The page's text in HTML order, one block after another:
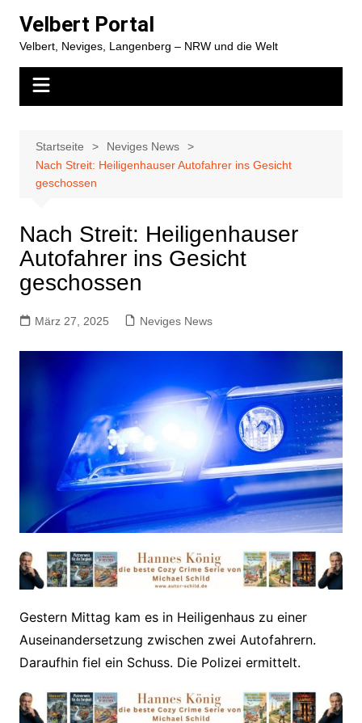
Inhalt
springen
Velbert Portal
Velbert, Neviges, Langenberg – NRW und die Welt
Startseite
Neviges News
Nach Streit: Heiligenhauser Autofahrer ins Gesicht
geschossen
Nach Streit: Heiligenhauser
Autofahrer ins Gesicht
geschossen
März 27, 2025 Neviges News
Gestern Mittag kam es in Heiligenhaus zu einer
Auseinandersetzung zwischen zwei Autofahrern.
Daraufhin fiel ein Schuss. Die Polizei ermittelt.